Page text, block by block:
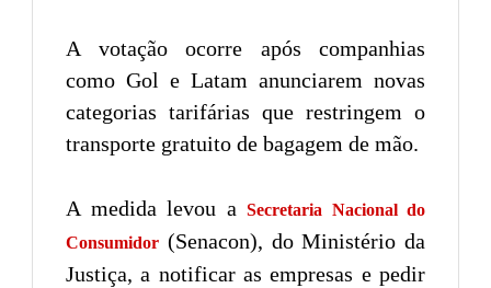
A votação ocorre após companhias
como Gol e Latam anunciarem novas
categorias tarifárias que restringem o
transporte gratuito de bagagem de mão.
A medida levou a Secretaria Nacional do
Consumidor (Senacon), do Ministério da
Justiça, a notificar as empresas e pedir